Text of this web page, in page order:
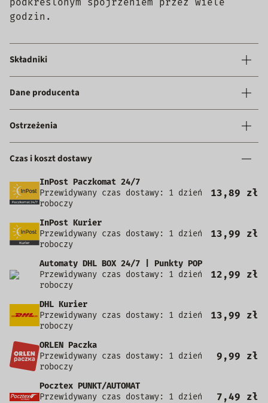
godzin.
Składniki
Dane producenta
Ostrzeżenia
Czas i koszt dostawy
InPost Paczkomat 24/7
Przewidywany czas dostawy: 1 dzień
roboczy
13,89 zł
InPost Kurier
Przewidywany czas dostawy: 1 dzień
roboczy
13,99 zł
Automaty DHL BOX 24/7 | Punkty POP
Przewidywany czas dostawy: 1 dzień
roboczy
12,99 zł
DHL Kurier
Przewidywany czas dostawy: 1 dzień
roboczy
13,99 zł
ORLEN Paczka
Przewidywany czas dostawy: 1 dzień
roboczy
9,99 zł
Pocztex PUNKT/AUTOMAT
Przewidywany czas dostawy: 1 dzień
7,49 zł